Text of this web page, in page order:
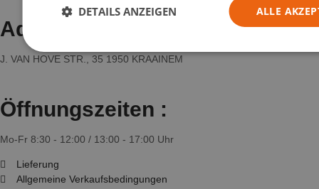
Adresse:
J. VAN HOVE STR., 35 1950 KRAAINEM
Öffnungszeiten :
Mo-Fr 8:30 - 12:00 / 13:00 - 17:00 Uhr
Lieferung
Allgemeine Verkaufsbedingungen
ALLE
DETAILS ANZEIGEN